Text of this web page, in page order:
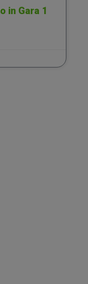
in Gara 1